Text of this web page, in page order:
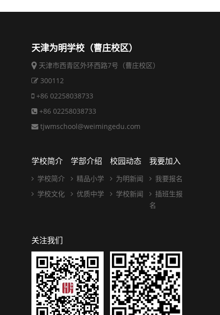
天津为明学校（曹庄校区）
天津市西青区外环西路7号（曹庄校区）
300112
+86 02258038733
+86 02258038733
tjwmschool@weimingedu.com
学校简介
学校简介
学校文化
学部介绍
精品小学
优质中学
校园动态
为明新闻
学校新闻
我要加入
我要报名
插班生报
名
关注我们